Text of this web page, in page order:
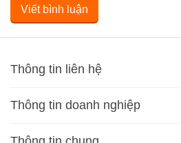
Viết bình luận
Thông tin liên hệ
Thông tin doanh nghiệp